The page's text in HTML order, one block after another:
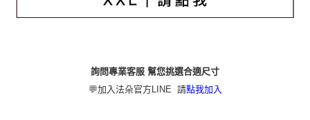
詢問專業客服 幫您挑選合適尺寸
💬加入法朵官方LINE 請點我加入